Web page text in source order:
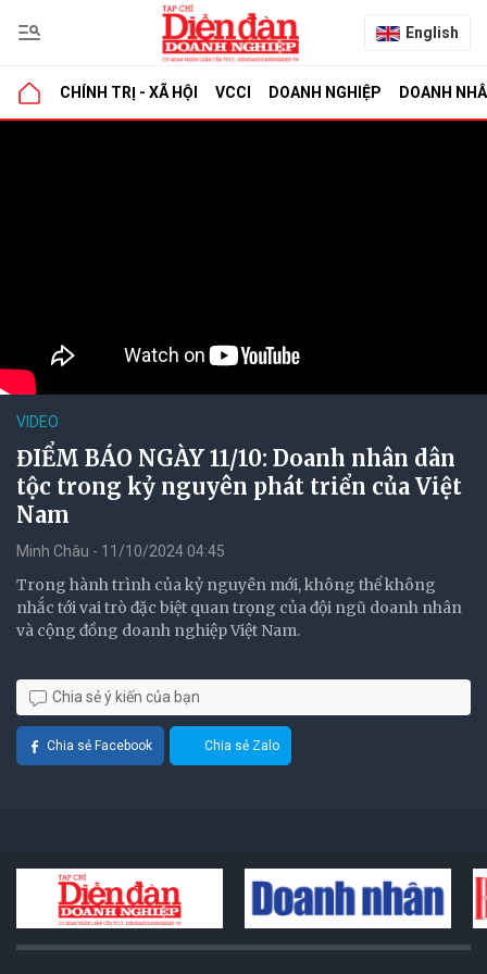
English
CHÍNH TRỊ - XÃ HỘI VCCI DOANH NGHIỆP DOANH
VIDEO
ĐIỂM BÁO NGÀY 11/10: Doanh nhân dân
tộc trong kỷ nguyên phát triển của Việt
Nam
Minh Châu - 11/10/2024 04:45
Trong hành trình của kỷ nguyên mới, không thể không
nhắc tới vai trò đặc biệt quan trọng của đội ngũ doanh nhân
và cộng đồng doanh nghiệp Việt Nam.
Chia sẻ ý kiến của bạn
Chia sẻ Facebook Chia sẻ Zalo